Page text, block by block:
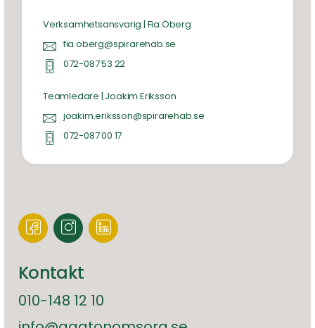
Verksamhetsansvarig | Fia Öberg
fia.oberg@spirarehab.se
072-087 53 22
Teamledare | Joakim Eriksson
joakim.eriksson@spirarehab.se
072-087 00 17
Kontakt
010-148 12 10